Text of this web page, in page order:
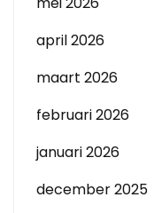
april 2026
maart 2026
februari 2026
januari 2026
december 2025